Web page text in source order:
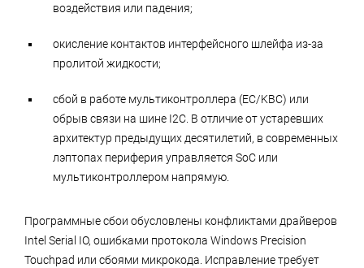
воздействия или падения;
окисление контактов интерфейсного шлейфа из-за
пролитой жидкости;
сбой в работе мультиконтроллера (EC/KBC) или
обрыв связи на шине I2C. В отличие от устаревших
архитектур предыдущих десятилетий, в современных
лэптопах периферия управляется SoC или
мультиконтроллером напрямую.
Программные сбои обусловлены конфликтами драйверов
Intel Serial IO, ошибками протокола Windows Precision
Touchpad или сбоями микрокода. Исправление требует